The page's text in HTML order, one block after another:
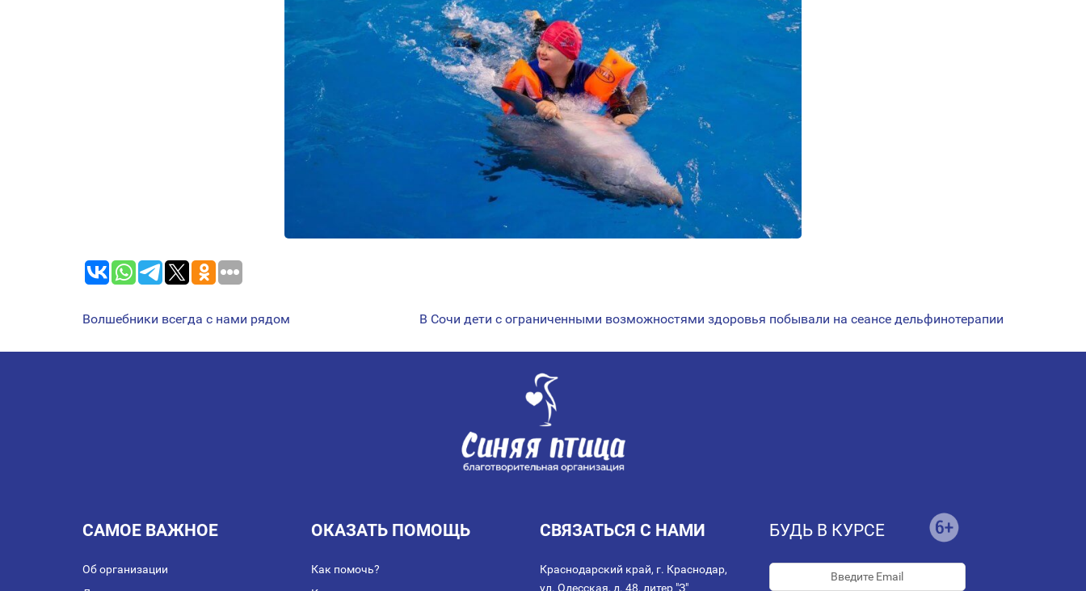
НАВИГАЦИЯ
ПО
Волшебники всегда с нами рядом В Сочи дети с ограниченными возможностями здоровья побывали на сеансе дельфинотерапии
САМОЕ ВАЖНОЕ
Об организации
ОКАЗАТЬ ПОМОЩЬ
Как помочь?
СВЯЗАТЬСЯ С НАМИ
Краснодарский край, г. Краснодар,
ул. Одесская, д. 48, литер "З"
БУДЬ В КУРСЕ